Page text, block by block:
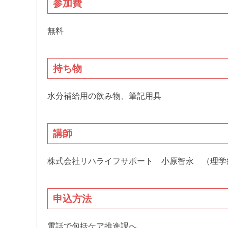
参加費
無料
持ち物
水分補給用の飲み物、筆記用具
講師
株式会社リハライフサポート 小原智永 （理学
申込方法